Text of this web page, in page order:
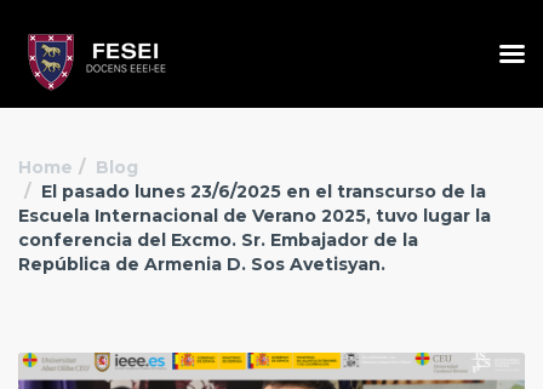
Home
Blog
El pasado lunes 23/6/2025 en el transcurso de la
Escuela Internacional de Verano 2025, tuvo lugar la
conferencia del Excmo. Sr. Embajador de la
República de Armenia D. Sos Avetisyan.